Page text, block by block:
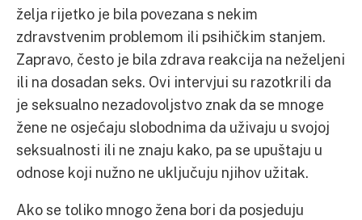
želja rijetko je bila povezana s nekim
zdravstvenim problemom ili psihičkim stanjem.
Zapravo, često je bila zdrava reakcija na neželjeni
ili na dosadan seks. Ovi intervjui su razotkrili da
je seksualno nezadovoljstvo znak da se mnoge
žene ne osjećaju slobodnima da uživaju u svojoj
seksualnosti ili ne znaju kako, pa se upuštaju u
odnose koji nužno ne uključuju njihov užitak.
Ako se toliko mnogo žena bori da posjeduju